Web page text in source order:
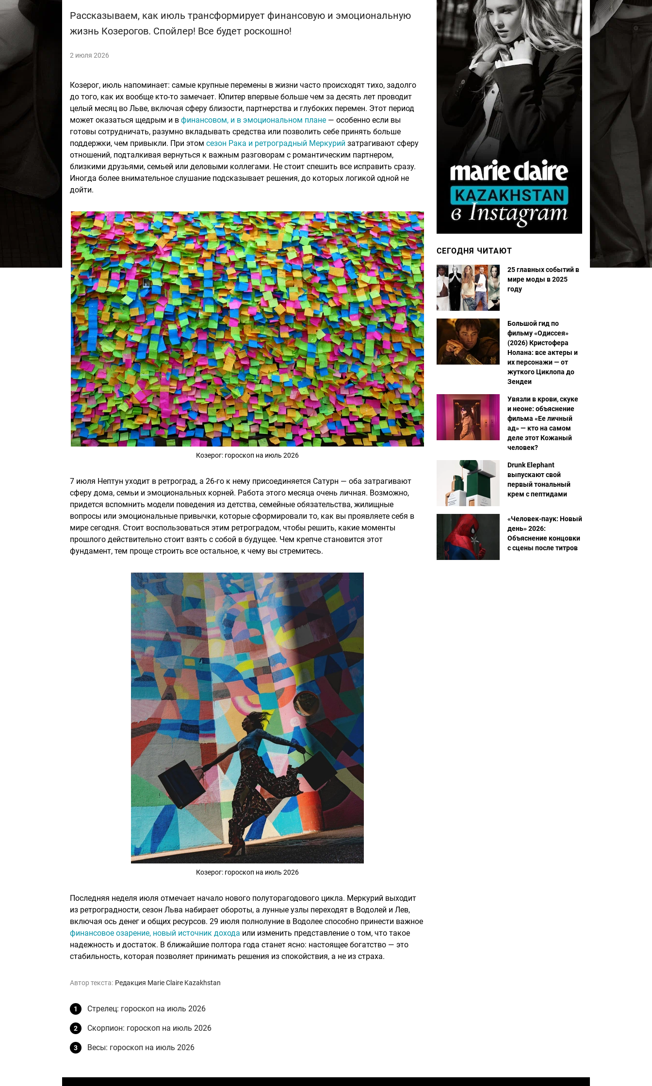
Рассказываем, как июль трансформирует финансовую и эмоциональную
жизнь Козерогов. Спойлер! Все будет роскошно!
2 июля 2026
Козерог, июль напоминает: самые крупные перемены в жизни часто происходят тихо, задолго
до того, как их вообще кто-то замечает. Юпитер впервые больше чем за десять лет проводит
целый месяц во Льве, включая сферу близости, партнерства и глубоких перемен. Этот период
может оказаться щедрым и в финансовом, и в эмоциональном плане — особенно если вы
готовы сотрудничать, разумно вкладывать средства или позволить себе принять больше
поддержки, чем привыкли. При этом сезон Рака и ретроградный Меркурий затрагивают сферу
отношений, подталкивая вернуться к важным разговорам с романтическим партнером,
близкими друзьями, семьей или деловыми коллегами. Не стоит спешить все исправить сразу.
Иногда более внимательное слушание подсказывает решения, до которых логикой одной не
дойти.​​​​​​​​​​​​​​​​
Козерог: гороскоп на июль 2026
7 июля Нептун уходит в ретроград, а 26-го к нему присоединяется Сатурн — оба затрагивают
сферу дома, семьи и эмоциональных корней. Работа этого месяца очень личная. Возможно,
придется вспомнить модели поведения из детства, семейные обязательства, жилищные
вопросы или эмоциональные привычки, которые сформировали то, как вы проявляете себя в
мире сегодня. Стоит воспользоваться этим ретроградом, чтобы решить, какие моменты
прошлого действительно стоит взять с собой в будущее. Чем крепче становится этот
фундамент, тем проще строить все остальное, к чему вы стремитесь.
Козерог: гороскоп на июль 2026
Последняя неделя июля отмечает начало нового полуторагодового цикла. Меркурий выходит
из ретроградности, сезон Льва набирает обороты, а лунные узлы переходят в Водолей и Лев,
включая ось денег и общих ресурсов. 29 июля полнолуние в Водолее способно принести важное
финансовое озарение, новый источник дохода или изменить представление о том, что такое
надежность и достаток. В ближайшие полтора года станет ясно: настоящее богатство — это
стабильность, которая позволяет принимать решения из спокойствия, а не из страха.​​​​​​​​​​​​​​​​
Автор текста: Редакция Marie Claire Kazakhstan
Стрелец: гороскоп на июль 2026
Скорпион: гороскоп на июль 2026
Весы: гороскоп на июль 2026
СЕГОДНЯ ЧИТАЮТ
25 главных событий в
мире моды в 2025
году
Большой гид по
фильму «Одиссея»
(2026) Кристофера
Нолана: все актеры и
их персонажи — от
жуткого Циклопа до
Зендеи
Увязли в крови, скуке
и неоне: объяснение
фильма «Ее личный
ад» — кто на самом
деле этот Кожаный
человек?
Drunk Elephant
выпускают свой
первый тональный
крем с пептидами
«Человек-паук: Новый
день» 2026:
Объяснение концовки
с сцены после титров